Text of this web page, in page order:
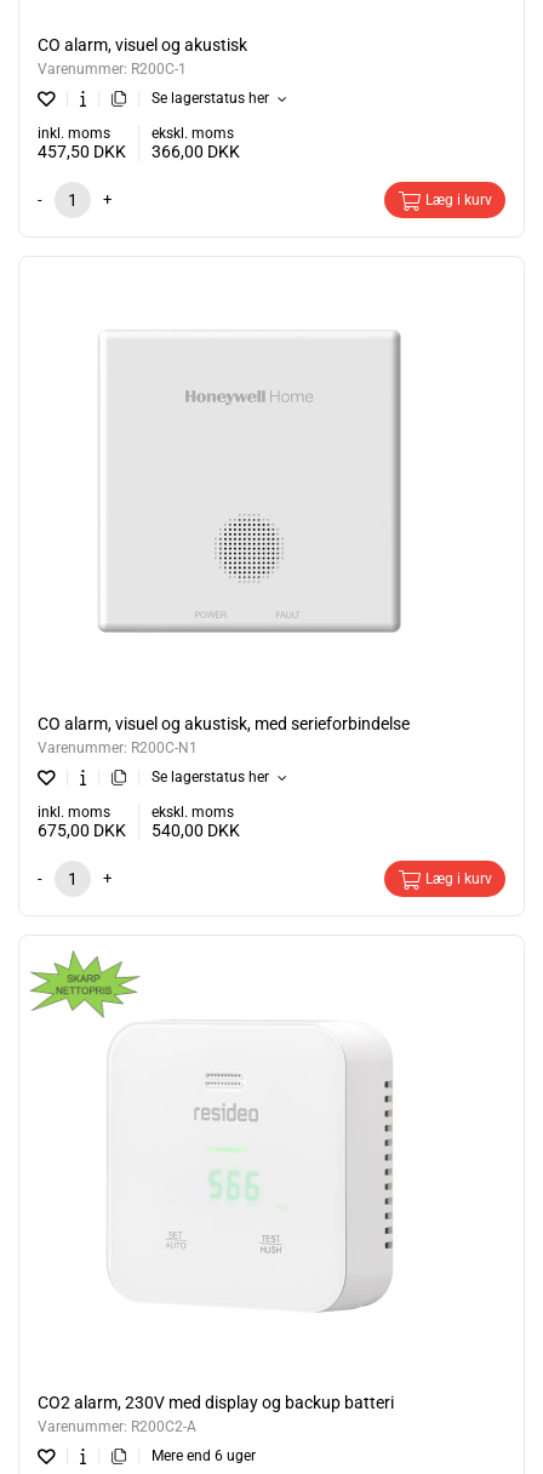
CO alarm, visuel og akustisk
Varenummer: R200C-1
Se lagerstatus her
inkl. moms
457,50 DKK
ekskl. moms
366,00 DKK
- + Læg i kurv
CO alarm, visuel og akustisk, med serieforbindelse
Varenummer: R200C-N1
Se lagerstatus her
inkl. moms
675,00 DKK
ekskl. moms
540,00 DKK
- + Læg i kurv
CO2 alarm, 230V med display og backup batteri
Varenummer: R200C2-A
Mere end 6 uger